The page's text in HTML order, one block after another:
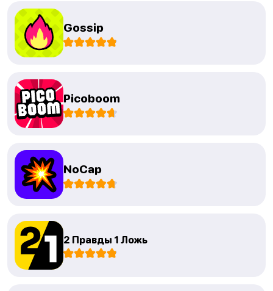
Gossip
Picoboom
NoCap
2 Правды 1 Ложь